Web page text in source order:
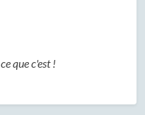
que c'est !